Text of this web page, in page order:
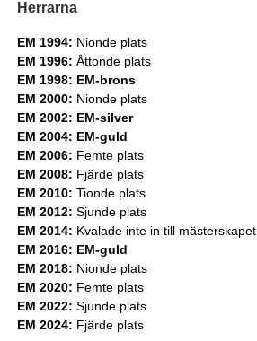
Herrarna
EM 1994: Nionde plats
EM 1996: Åttonde plats
EM 1998: EM-brons
EM 2000: Nionde plats
EM 2002: EM-silver
EM 2004: EM-guld
EM 2006: Femte plats
EM 2008: Fjärde plats
EM 2010: Tionde plats
EM 2012: Sjunde plats
EM 2014: Kvalade inte in till mästerskapet
EM 2016: EM-guld
EM 2018: Nionde plats
EM 2020: Femte plats
EM 2022: Sjunde plats
EM 2024: Fjärde plats